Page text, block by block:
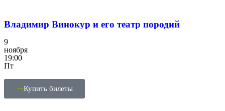
Владимир Винокур и его театр породий
9
ноября
19:00
Пт
Купить билеты